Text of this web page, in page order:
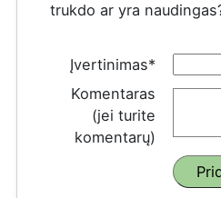
trukdo ar yra
Įvertinimas*
Komentaras
(jei turite
komentarų)